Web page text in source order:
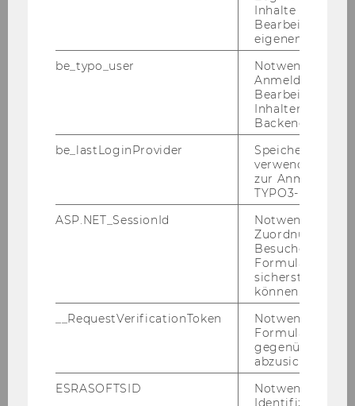
Andrej Lovrić, LL.B. (WU)
Magdalena Mayr, LL.M. (WU)
Anna Schiffer-Zehetbauer, LL.M. (WU)
externe Lehrbeauftragte
Inhalte oder zur
Bearbeitung des
eigenen Profils.
be_typo_user
Notwendig für
Anmeldung und
Bearbeitung von
Inhalten im
Backend.
be_lastLoginProvider
Speichert die
verwendete
zur Anmeldung
TYPO3-Backend.
ASP.NET_SessionId
Notwendig, um
Zuordnung von
Besucher zu
sicherstellen zu
können.
__RequestVerificationToken
Notwendig, um
gegenüber
abzusichern.
ESRASOFTSID
Notwendig zur
Identifizierung